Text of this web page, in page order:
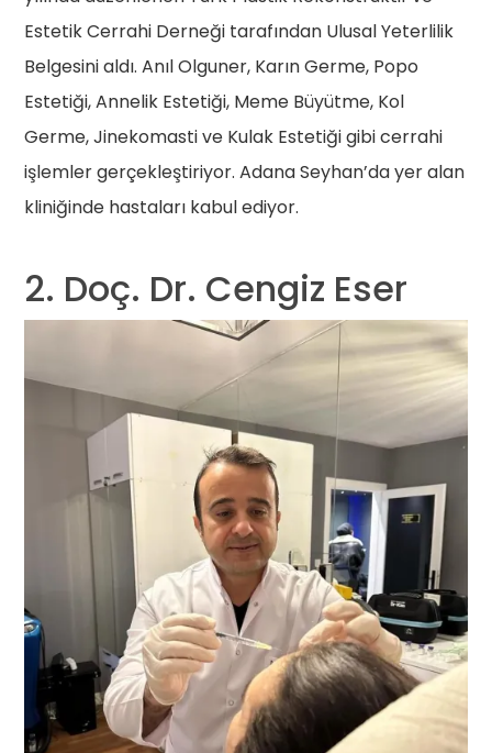
Estetik Cerrahi Derneği tarafından Ulusal Yeterlilik
Belgesini aldı. Anıl Olguner, Karın Germe, Popo
Estetiği, Annelik Estetiği, Meme Büyütme, Kol
Germe, Jinekomasti ve Kulak Estetiği gibi cerrahi
işlemler gerçekleştiriyor. Adana Seyhan’da yer alan
kliniğinde hastaları kabul ediyor.
2. Doç. Dr. Cengiz Eser